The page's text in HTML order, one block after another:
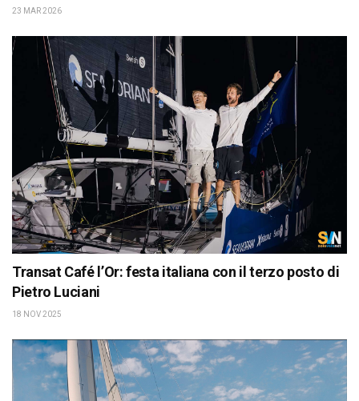
23 MAR 2026
Transat Café l’Or: festa italiana con il terzo posto di
Pietro Luciani
18 NOV 2025